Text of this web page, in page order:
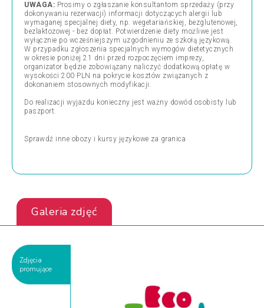
UWAGA: Prosimy o zgłaszanie konsultantom sprzedaży (przy
dokonywaniu rezerwacji) informacji dotyczących alergii lub
wymaganej specjalnej diety, np. wegetariańskiej, bezglutenowej,
bezlaktozowej - bez dopłat. Potwierdzenie diety możliwe jest
wyłącznie po wcześniejszym uzgodnieniu ze szkołą językową.
W przypadku zgłoszenia specjalnych wymogów dietetycznych
w okresie poniżej 21 dni przed rozpoczęciem imprezy,
organizator będzie zobowiązany naliczyć dodatkową opłatę w
wysokości 200 PLN na pokrycie kosztów związanych z
dokonaniem stosownych modyfikacji.
Do realizacji wyjazdu konieczny jest ważny dowód osobisty lub
paszport.
Sprawdź inne obozy i kursy językowe za granica
Galeria zdjęć
Zdjęcia
promujące